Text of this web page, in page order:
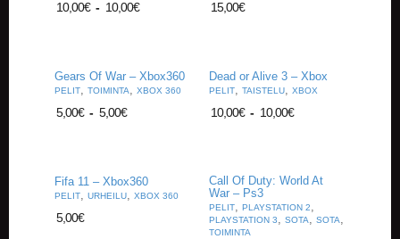
10,00€ - 10,00€ 15,00€
Gears Of War – Xbox360
PELIT, TOIMINTA, XBOX 360
5,00€ - 5,00€
Dead or Alive 3 – Xbox
PELIT, TAISTELU, XBOX
10,00€ - 10,00€
Fifa 11 – Xbox360
PELIT, URHEILU, XBOX 360
5,00€
Call Of Duty: World At
War – Ps3
PELIT, PLAYSTATION 2,
PLAYSTATION 3, SOTA, SOTA,
TOIMINTA